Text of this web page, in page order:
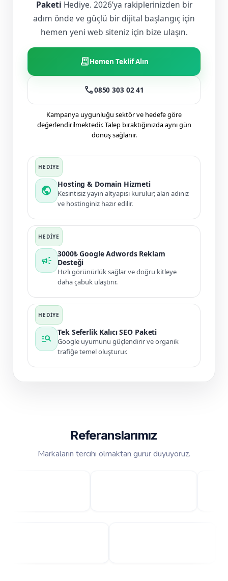
Paketi Hediye. 2026’ya rakiplerinizden bir
adım önde ve güçlü bir dijital başlangıç için
hemen yeni web siteniz için bize ulaşın.
receipt_longHemen Teklif Alın
call0850 303 02 41
Kampanya uygunluğu sektör ve hedefe göre
değerlendirilmektedir. Talep bıraktığınızda aynı gün
dönüş sağlanır.
public
Hosting & Domain Hizmeti
Kesintisiz yayın altyapısı kurulur; alan adınız
ve hostinginiz hazır edilir.
campaign
3000₺ Google Adwords Reklam
Desteği
Hızlı görünürlük sağlar ve doğru kitleye
daha çabuk ulaştırır.
manage_search
Tek Seferlik Kalıcı SEO Paketi
Google uyumunu güçlendirir ve organik
trafiğe temel oluşturur.
Referanslarımız
Markaların tercihi olmaktan gurur duyuyoruz.